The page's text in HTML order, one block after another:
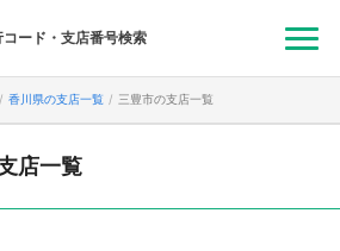
コード・支店番号検索
香川県の支店一覧 三豊市の支店一覧
店一覧